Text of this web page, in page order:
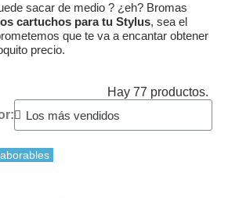
sacar de medio ? ¿eh? Bromas
cartuchos para tu Stylus, sea el
que te va a encantar obtener
precio.
Hay 77 productos.